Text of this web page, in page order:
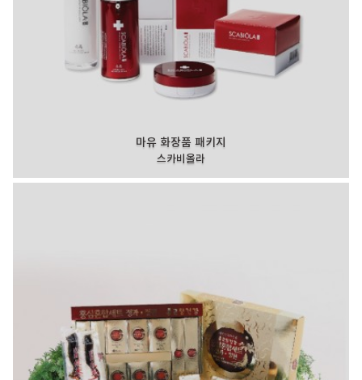
마유 화장품 패키지
스카비올라